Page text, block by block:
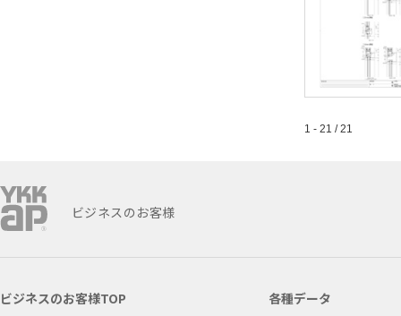
1 - 21 / 21
ビジネスのお客様
ビジネスのお客様TOP
各種データ